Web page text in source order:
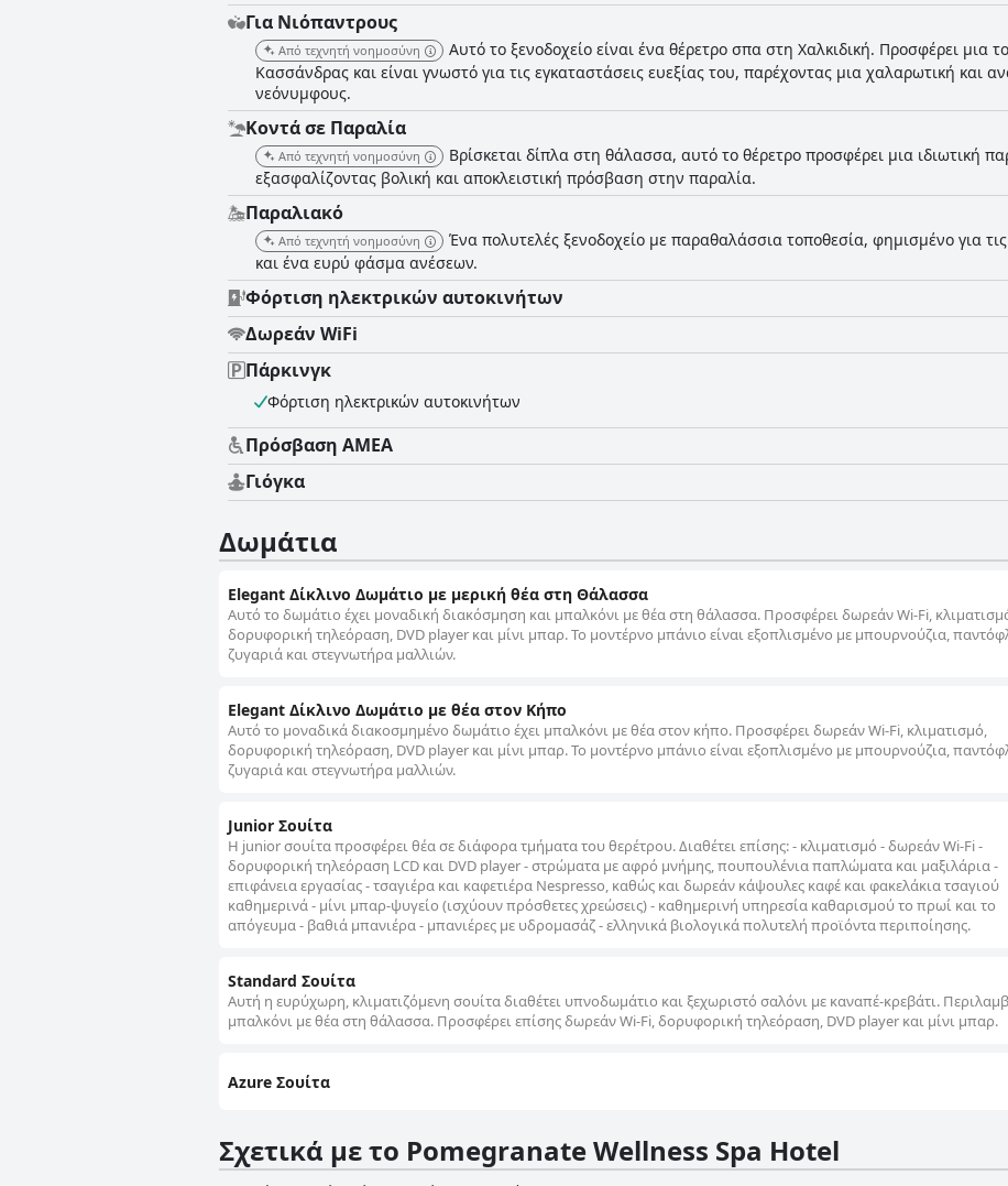
Για Νιόπαντρους
Από τεχνητή νοημοσύνη
Αυτό το ξενοδοχείο είναι ένα θέρετρο σπα στη Χαλκιδική. Προσφέρει μια
Κασσάνδρας και είναι γνωστό για τις εγκαταστάσεις ευεξίας του, παρέχοντας μια χαλαρωτική και
νεόνυμφους.
Κοντά σε Παραλία
Από τεχνητή νοημοσύνη
Βρίσκεται δίπλα στη θάλασσα, αυτό το θέρετρο προσφέρει μια ιδιωτική
εξασφαλίζοντας βολική και αποκλειστική πρόσβαση στην παραλία.
Παραλιακό
Από τεχνητή νοημοσύνη
Ένα πολυτελές ξενοδοχείο με παραθαλάσσια τοποθεσία, φημισμένο για
και ένα ευρύ φάσμα ανέσεων.
Φόρτιση ηλεκτρικών αυτοκινήτων
Δωρεάν WiFi
Πάρκινγκ
Φόρτιση ηλεκτρικών αυτοκινήτων
Πρόσβαση ΑΜΕΑ
Γιόγκα
Δωμάτια
Elegant Δίκλινο Δωμάτιο με μερική θέα στη Θάλασσα
Αυτό το δωμάτιο έχει μοναδική διακόσμηση και μπαλκόνι με θέα στη θάλασσα. Προσφέρει δωρεάν Wi-Fi,
δορυφορική τηλεόραση, DVD player και μίνι μπαρ. Το μοντέρνο μπάνιο είναι εξοπλισμένο με μπουρνούζια,
ζυγαριά και στεγνωτήρα μαλλιών.
Elegant Δίκλινο Δωμάτιο με θέα στον Κήπο
Αυτό το μοναδικά διακοσμημένο δωμάτιο έχει μπαλκόνι με θέα στον κήπο. Προσφέρει δωρεάν Wi-Fi, κλιματισμό,
δορυφορική τηλεόραση, DVD player και μίνι μπαρ. Το μοντέρνο μπάνιο είναι εξοπλισμένο με μπουρνούζια,
ζυγαριά και στεγνωτήρα μαλλιών.
Junior Σουίτα
H junior σουίτα προσφέρει θέα σε διάφορα τμήματα του θερέτρου. Διαθέτει επίσης: - κλιματισμό - δωρεάν Wi-Fi -
δορυφορική τηλεόραση LCD και DVD player - στρώματα με αφρό μνήμης, πουπουλένια παπλώματα και μαξιλάρια -
επιφάνεια εργασίας - τσαγιέρα και καφετιέρα Nespresso, καθώς και δωρεάν κάψουλες καφέ και φακελάκια τσαγιού
καθημερινά - μίνι μπαρ-ψυγείο (ισχύουν πρόσθετες χρεώσεις) - καθημερινή υπηρεσία καθαρισμού το πρωί και το
απόγευμα - βαθιά μπανιέρα - μπανιέρες με υδρομασάζ - ελληνικά βιολογικά πολυτελή προϊόντα περιποίησης.
Standard Σουίτα
Αυτή η ευρύχωρη, κλιματιζόμενη σουίτα διαθέτει υπνοδωμάτιο και ξεχωριστό σαλόνι με καναπέ-κρεβάτι.
μπαλκόνι με θέα στη θάλασσα. Προσφέρει επίσης δωρεάν Wi-Fi, δορυφορική τηλεόραση, DVD player και μίνι μπαρ.
Azure Σουίτα
Σχετικά με το Pomegranate Wellness Spa Hotel